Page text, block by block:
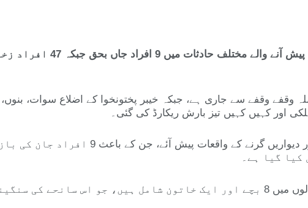
خیبر پختونخوا میں حالیہ
وقفے سے جاری ہے، جبکہ خیبر پختونخوا کے اضلاع سوات، بنوں،
اور کہیں کہیں تیز بارش ریکارڈ کی گئی۔
بارشوں کے نتیجے میں گھروں کی چھتیں اور
کیا گیا ہے۔
کو ظاہر کرتا ہے۔